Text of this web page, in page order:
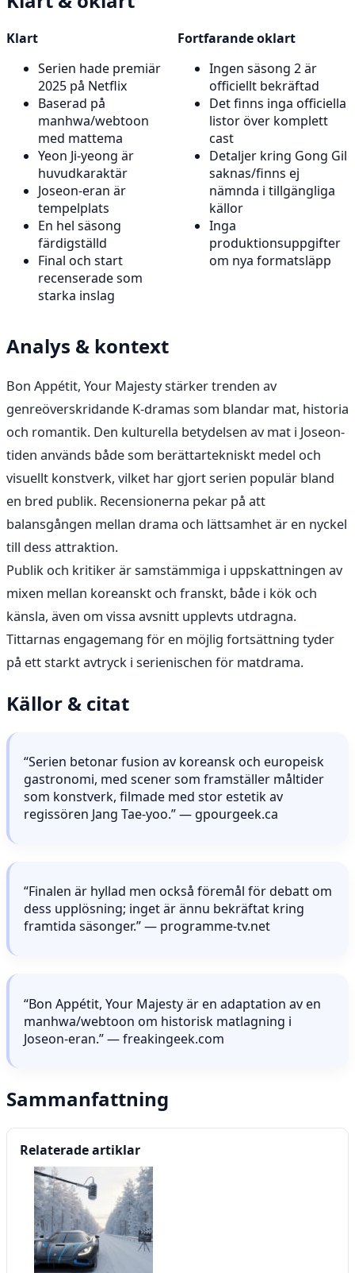
Klart
Serien hade premiär
2025 på Netflix
Baserad på
manhwa/webtoon
med mattema
Yeon Ji-yeong är
huvudkaraktär
Joseon-eran är
tempelplats
En hel säsong
färdigställd
Final och start
recenserade som
starka inslag
Fortfarande oklart
Ingen säsong 2 är
officiellt bekräftad
Det finns inga officiella
listor över komplett
cast
Detaljer kring Gong Gil
saknas/finns ej
nämnda i tillgängliga
källor
Inga
produktionsuppgifter
om nya formatsläpp
Analys & kontext
Bon Appétit, Your Majesty stärker trenden av
genreöverskridande K-dramas som blandar mat, historia
och romantik. Den kulturella betydelsen av mat i Joseon-
tiden används både som berättartekniskt medel och
visuellt konstverk, vilket har gjort serien populär bland
en bred publik. Recensionerna pekar på att
balansgången mellan drama och lättsamhet är en nyckel
till dess attraktion.
Publik och kritiker är samstämmiga i uppskattningen av
mixen mellan koreanskt och franskt, både i kök och
känsla, även om vissa avsnitt upplevts utdragna.
Tittarnas engagemang för en möjlig fortsättning tyder
på ett starkt avtryck i serienischen för matdrama.
Källor & citat
“Serien betonar fusion av koreansk och europeisk
gastronomi, med scener som framställer måltider
som konstverk, filmade med stor estetik av
regissören Jang Tae-yoo.” — gpourgeek.ca
“Finalen är hyllad men också föremål för debatt om
dess upplösning; inget är ännu bekräftat kring
framtida säsonger.” — programme-tv.net
“Bon Appétit, Your Majesty är en adaptation av en
manhwa/webtoon om historisk matlagning i
Joseon-eran.” — freakingeek.com
Sammanfattning
Relaterade artiklar